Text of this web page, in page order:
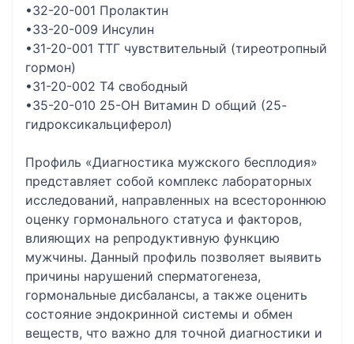
•32-20-001 Пролактин
•33-20-009 Инсулин
•31-20-001 ТТГ чувствительный (тиреотропный
гормон)
•31-20-002 Т4 свободный
•35-20-010 25-OH Витамин D общий (25-
гидроксикальциферол)
Профиль «Диагностика мужского бесплодия»
представляет собой комплекс лабораторных
исследований, направленных на всестороннюю
оценку гормонального статуса и факторов,
влияющих на репродуктивную функцию
мужчины. Данный профиль позволяет выявить
причины нарушений сперматогенеза,
гормональные дисбалансы, а также оценить
состояние эндокринной системы и обмен
веществ, что важно для точной диагностики и